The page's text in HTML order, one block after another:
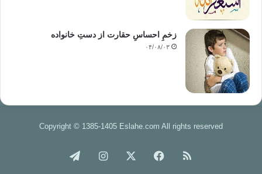
زخمِ احساسِ حقارت از دستِ خانواده
۰۴/۰۸/۰۳
Copyright © 1385-1405 Eslahe.com All rights reserved
خوراک فیس اینستاگرام